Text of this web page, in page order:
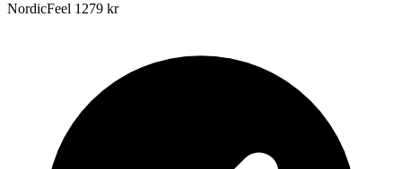
NordicFeel 1279 kr